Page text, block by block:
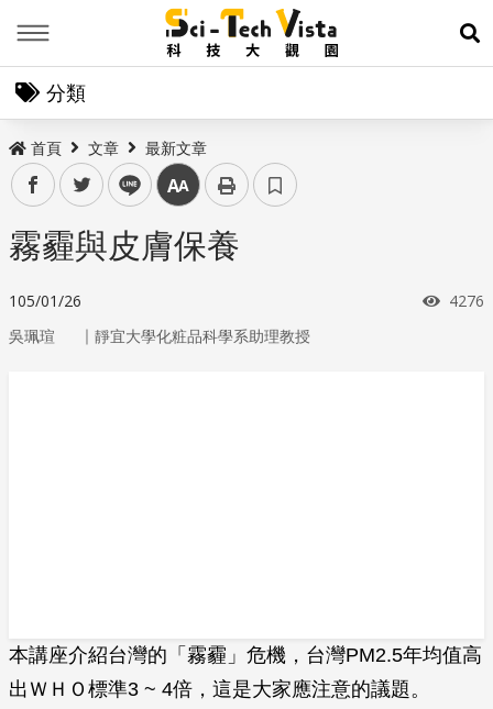
展
分類
首頁 文章 最新文章
facebooktwitter line 中
霧霾與皮膚保養
105/01/26 瀏覽
4276
吳珮瑄 ｜ 靜宜大學化粧品科學系助理教授
本講座介紹台灣的「霧霾」危機，台灣PM2.5年均值高
出ＷＨＯ標準3 ~ 4倍，這是大家應注意的議題。